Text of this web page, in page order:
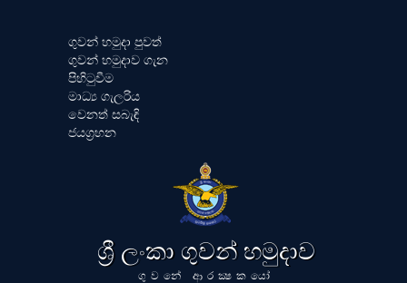
ගුවන් හමුදා පුවත්
ගුවන් හමුදාව ගැන
පිහිටුවීම
මාධ්‍ය ගැලරිය
වෙනත් සබැඳි
ජයග්‍රහන
ශ්‍රී ලංකා ගුවන් හමුදාව
ගුවනේ ආරක්‍ෂකයෝ